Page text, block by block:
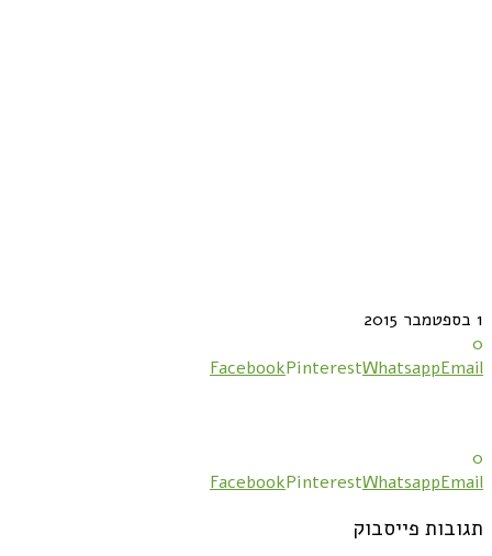
1 בספטמבר 2015
0
FacebookPinterestWhatsappEmail
0
FacebookPinterestWhatsappEmail
תגובות פייסבוק